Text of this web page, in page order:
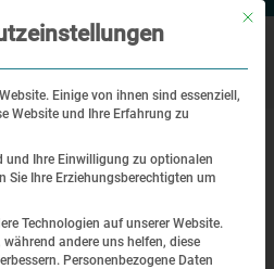
des KZ Dachau
Mit
Einige von ihnen sind essenziell,
Website und Ihre Erfahrung zu
und Ihre Einwilligung zu optionalen
Sie Ihre Erziehungsberechtigten um
Technologien auf unserer Website.
andere uns helfen, diese
Personenbezogene Daten